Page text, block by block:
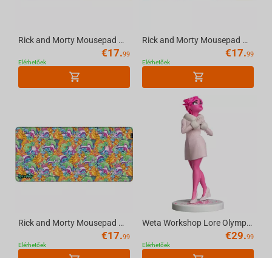
Rick and Morty Mousepad Glitched, XL
€17.99
Elérhetőek
Rick and Morty Mousepad Outer Space, XL
€17.99
Elérhetőek
Rick and Morty Mousepad Monster Jam, XL
€17.99
Elérhetőek
Weta Workshop Lore Olympus - Persephone Figure
€29.99
Elérhetőek